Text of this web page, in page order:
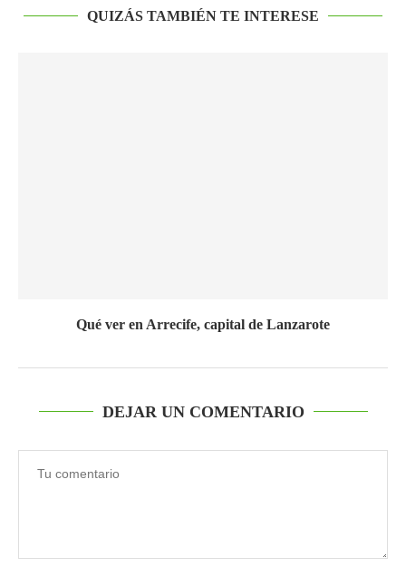
QUIZÁS TAMBIÉN TE INTERESE
Qué ver en Arrecife, capital de Lanzarote
DEJAR UN COMENTARIO